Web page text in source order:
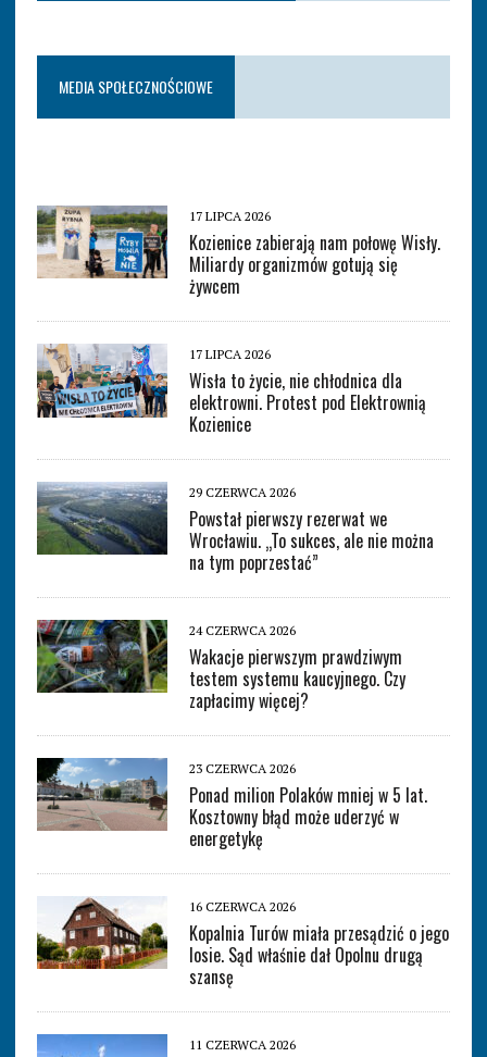
MEDIA SPOŁECZNOŚCIOWE
17 LIPCA 2026
Kozienice zabierają nam połowę Wisły.
Miliardy organizmów gotują się
żywcem
17 LIPCA 2026
Wisła to życie, nie chłodnica dla
elektrowni. Protest pod Elektrownią
Kozienice
29 CZERWCA 2026
Powstał pierwszy rezerwat we
Wrocławiu. „To sukces, ale nie można
na tym poprzestać”
24 CZERWCA 2026
Wakacje pierwszym prawdziwym
testem systemu kaucyjnego. Czy
zapłacimy więcej?
23 CZERWCA 2026
Ponad milion Polaków mniej w 5 lat.
Kosztowny błąd może uderzyć w
energetykę
16 CZERWCA 2026
Kopalnia Turów miała przesądzić o jego
losie. Sąd właśnie dał Opolnu drugą
szansę
11 CZERWCA 2026